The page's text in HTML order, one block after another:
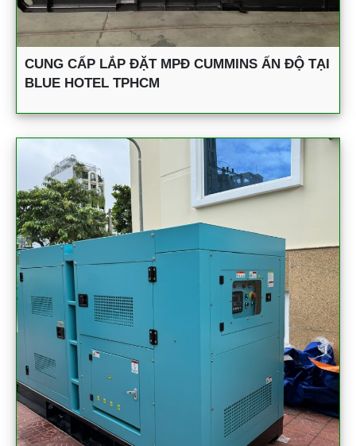
CUNG CẤP LẮP ĐẶT MPĐ CUMMINS ẤN ĐỘ TẠI
BLUE HOTEL TPHCM